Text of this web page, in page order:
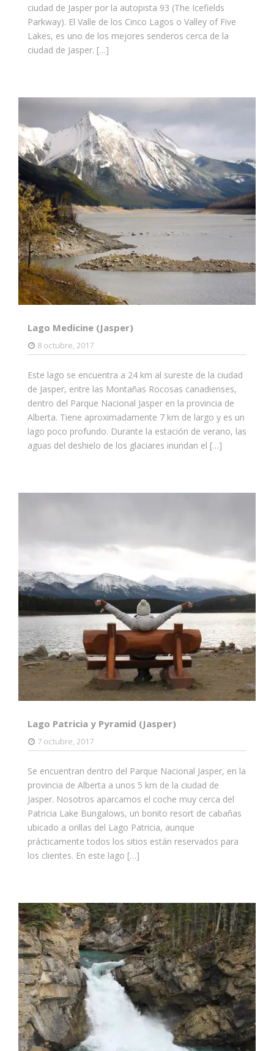
ciudad de Jasper por la autopista 93 (The Icefields
Parkway). El Valle de los Cinco Lagos o Valley of Five
Lakes, es uno de los mejores senderos cerca de la
ciudad de Jasper. […]
Lago Medicine (Jasper)
8 octubre, 2017
Este lago se encuentra a 24 km al sureste de la ciudad
de Jasper, entre las Montañas Rocosas canadienses,
dentro del Parque Nacional Jasper en la provincia de
Alberta. Tiene aproximadamente 7 km de largo y es un
lago poco profundo. Durante la estación de verano, las
aguas del deshielo de los glaciares inundan el […]
Lago Patricia y Pyramid (Jasper)
7 octubre, 2017
Se encuentran dentro del Parque Nacional Jasper, en la
provincia de Alberta a unos 5 km de la ciudad de
Jasper. Nosotros aparcamos el coche muy cerca del
Patricia Lake Bungalows, un bonito resort de cabañas
ubicado a orillas del Lago Patricia, aunque
prácticamente todos los sitios están reservados para
los clientes. En este lago […]